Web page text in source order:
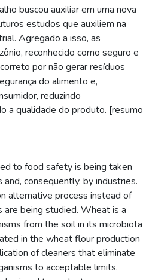
buscou auxiliar em uma nova
estudos que auxiliem na
Agregado a isso, as
reconhecido como seguro e
por não gerar resíduos
do alimento e,
reduzindo
a qualidade do produto. [resumo
to food safety is being taken
consequently, by industries.
alternative process instead of
are being studied. Wheat is a
from the soil in its microbiota
in the wheat flour production
of cleaners that eliminate
to acceptable limits.